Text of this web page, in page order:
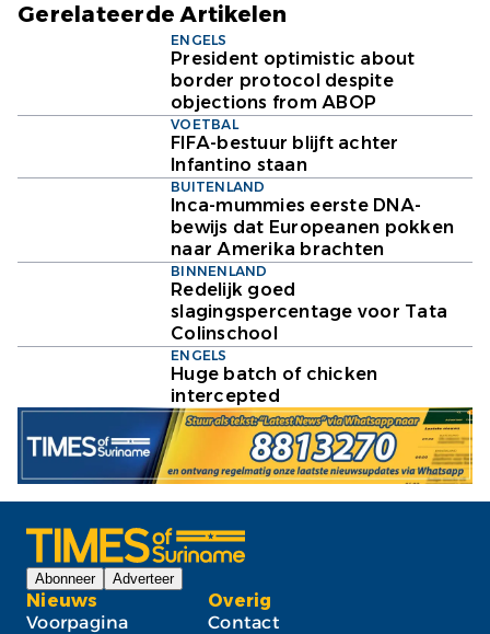
Gerelateerde Artikelen
ENGELS
President optimistic about
border protocol despite
objections from ABOP
VOETBAL
FIFA-bestuur blijft achter
Infantino staan
BUITENLAND
Inca-mummies eerste DNA-
bewijs dat Europeanen pokken
naar Amerika brachten
BINNENLAND
Redelijk goed
slagingspercentage voor Tata
Colinschool
ENGELS
Huge batch of chicken
intercepted
Abonneer Adverteer
Nieuws
Voorpagina
Overig
Contact